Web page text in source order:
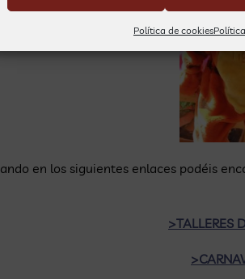
Política de cookies
en los siguientes enlaces podéis
>TALLERES